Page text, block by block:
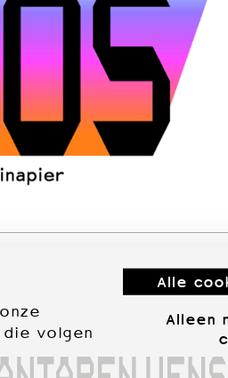
volgen
Alle
Alleen